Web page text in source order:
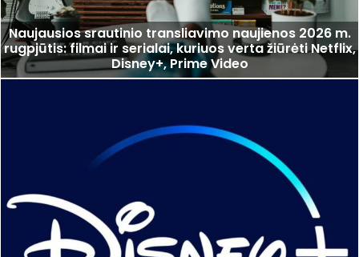
Naujausios srautinio transliavimo naujienos 2026 m.
rugpjūtis: filmai ir serialai, kuriuos verta žiūrėti Netflix,
Disney+, Prime Video